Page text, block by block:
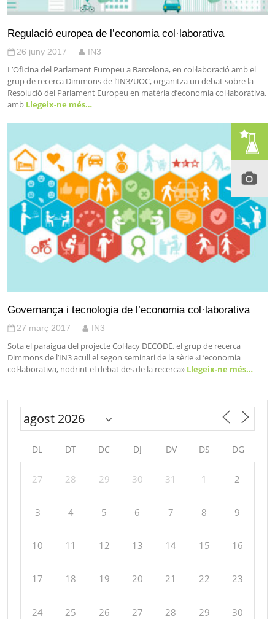
Regulació europea de l’economia col·laborativa
26 juny 2017 IN3
L’Oficina del Parlament Europeu a Barcelona, en col·laboració amb el
grup de recerca Dimmons de l’IN3/UOC, organitza un debat sobre la
Resolució del Parlament Europeu en matèria d’economia col·laborativa,
amb Llegeix-ne més…
Governança i tecnologia de l’economia col·laborativa
27 març 2017 IN3
Sota el paraigua del projecte Col·lacy DECODE, el grup de recerca
Dimmons de l’IN3 acull el segon seminari de la sèrie «L’economia
col·laborativa, nodrint el debat des de la recerca» Llegeix-ne més…
DL DT DC DJ DV DS DG
27 28 29 30 31 1 2
3 4 5 6 7 8 9
10 11 12 13 14 15 16
17 18 19 20 21 22 23
24 25 26 27 28 29 30